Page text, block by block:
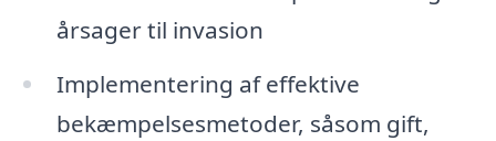
årsager til invasion
Implementering af effektive
bekæmpelsesmetoder, såsom gift,